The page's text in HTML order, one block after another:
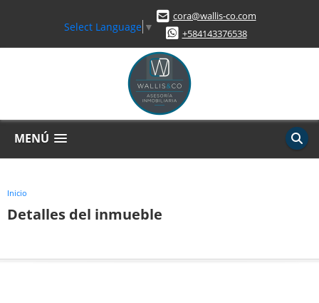
Select Language ▼
cora@wallis-co.com
+584143376538
MENÚ
Inicio
Detalles del inmueble